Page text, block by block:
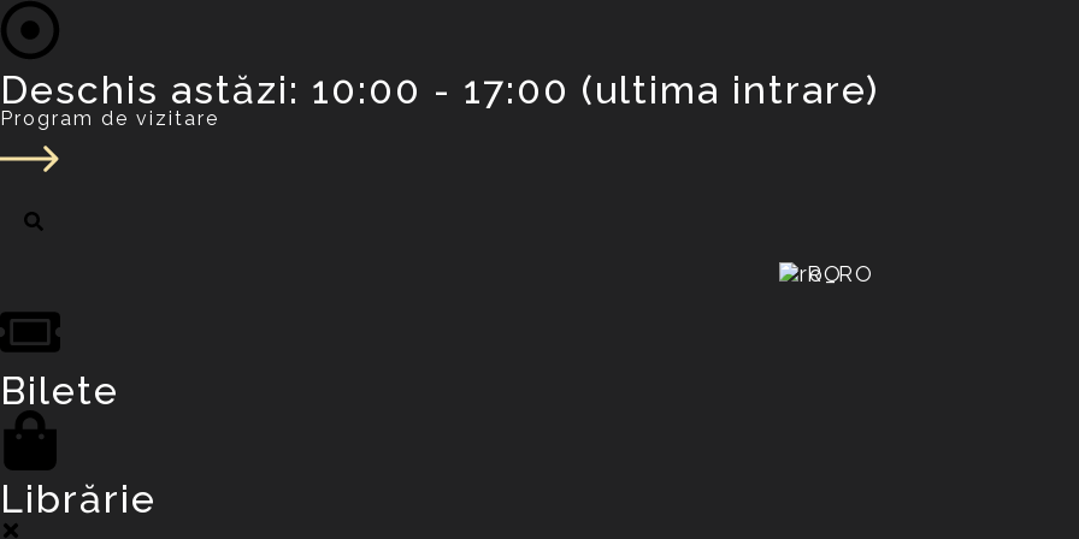
Deschis astăzi: 10:00 - 17:00 (ultima intrare)
Program de vizitare
RO
Bilete
Librărie